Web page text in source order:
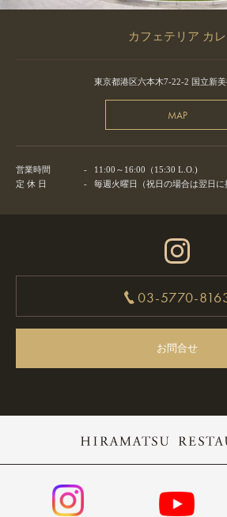
カフェテリア カレ
東京都港区六本木7-22-2 国立新
MAP
営業時間 -
11:00～16:00（15:30 L.O.)
定 休 日
- 毎週火曜日（祝日の場合は翌日に
03-5770-
お問合せ